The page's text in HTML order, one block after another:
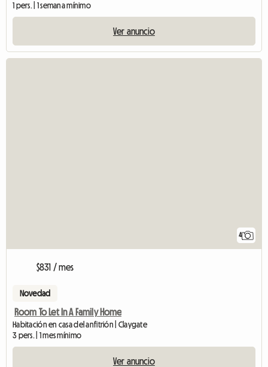
1 pers. | 1 semana mínimo
Ver anuncio
4
$831 / mes
Novedad
Room To Let In A Family Home
Habitación en casa del anfitrión | Claygate
3 pers. | 1 mes mínimo
Ver anuncio